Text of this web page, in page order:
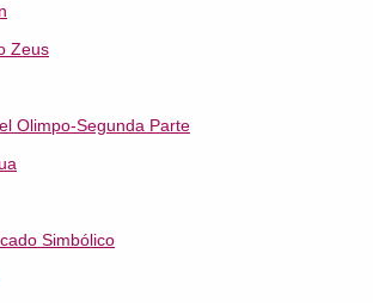
Zeus
Olimpo-Segunda Parte
Simbólico